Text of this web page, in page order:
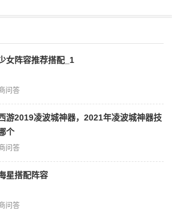
女阵容推荐搭配_1
问答
游2019凌波城神器，2021年凌波城神器技
个
问答
星搭配阵容
问答